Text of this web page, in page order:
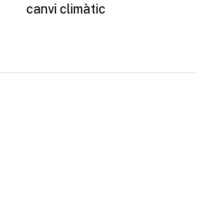
canvi climàtic